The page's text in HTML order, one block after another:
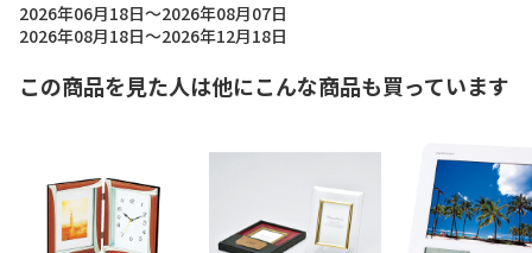
2026年06月18日～2026年08月07日
2026年08月18日～2026年12月18日
この商品を見た人は他にこんな商品も買っています